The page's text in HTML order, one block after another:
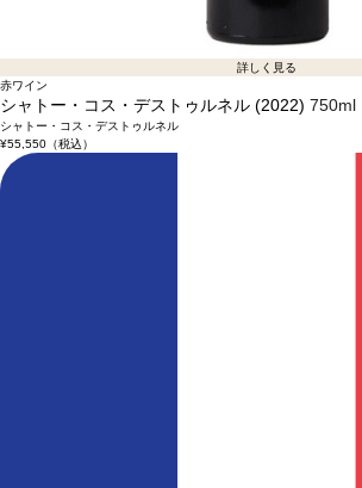
詳しく見る
赤ワイン
シャトー・コス・デストゥルネル (2022) 750ml
シャトー・コス・デストゥルネル
¥55,550（税込）